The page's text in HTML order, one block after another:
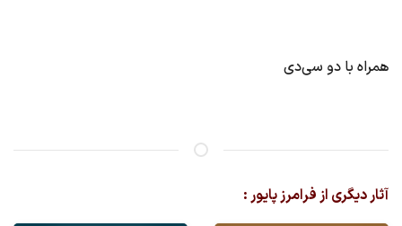
همراه با دو سی‌دی
آثار دیگری از فرامرز پایور :